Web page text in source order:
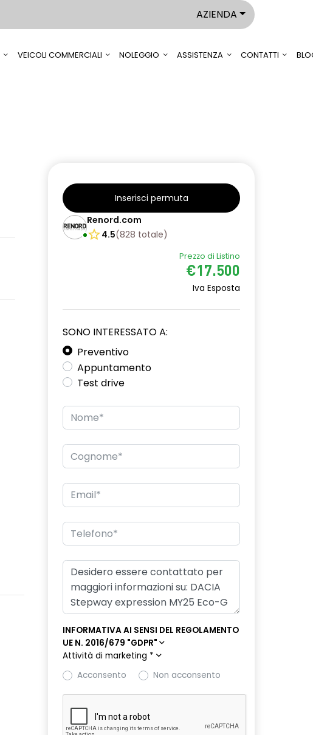
AZIENDA
VEICOLI COMMERCIALI NOLEGGIO ASSISTENZA CONTATTI
Inserisci permuta
Renord.com
4.5(828 totale)
Prezzo di Listino
€17.500
Iva Esposta
SONO INTERESSATO A:
Preventivo
Appuntamento
Test drive
INFORMATIVA AI SENSI DEL REGOLAMENTO
UE N. 2016/679 "GDPR"
Attività di marketing *
Acconsento
Non acconsento